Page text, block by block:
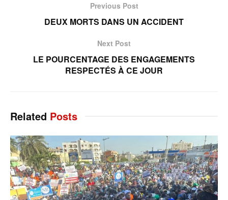
Previous Post
DEUX MORTS DANS UN ACCIDENT
Next Post
LE POURCENTAGE DES ENGAGEMENTS
RESPECTÉS À CE JOUR
Related Posts